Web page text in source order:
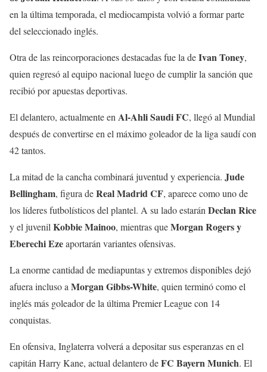
en la última temporada, el mediocampista volvió a formar parte
del seleccionado inglés.
Otra de las reincorporaciones destacadas fue la deIvan Toney,
quien regresó al equipo nacional luego de cumplir la sanción que
recibió por apuestas deportivas.
El delantero, actualmente en Al-Ahli Saudi FC, llegó al Mundial
después de convertirse en el máximo goleador de la liga saudí con
42 tantos.
La mitad de la cancha combinará juventud y experiencia. Jude
Bellingham, figura deReal Madrid CF, aparece como uno de
los líderes futbolísticos del plantel. A su lado estarán Declan Rice
y el juvenil Kobbie Mainoo, mientras queMorgan Rogers y
Eberechi Ezeaportarán variantes ofensivas.
La enorme cantidad de mediapuntas y extremos disponibles dejó
afuera incluso a Morgan Gibbs-White, quien terminó como el
inglés más goleador de la última Premier League con 14
conquistas.
En ofensiva, Inglaterra volverá a depositar sus esperanzas en el
capitán Harry Kane, actual delantero deFC Bayern Munich. El